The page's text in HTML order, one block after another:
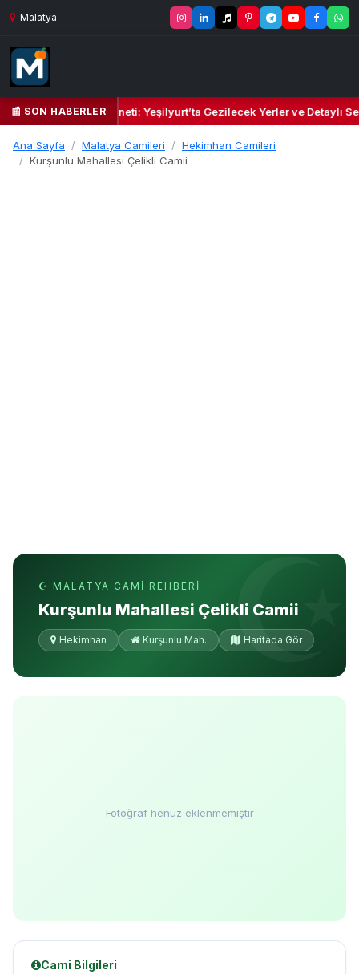
Malatya
📰 SON HABERLER
Kalbi ve Kültür Cenneti: Yeşilyurt’ta Gezilecek Yerler ve Detaylı
Ana Sayfa Malatya Camileri
Hekimhan Camileri
Kurşunlu Mahallesi Çelikli Camii
☪ MALATYA CAMI REHBERI
Kurşunlu Mahallesi Çelikli Camii
Hekimhan Kurşunlu Mah. Haritada Gör
Fotoğraf henüz eklenmemiştir
Cami Bilgileri